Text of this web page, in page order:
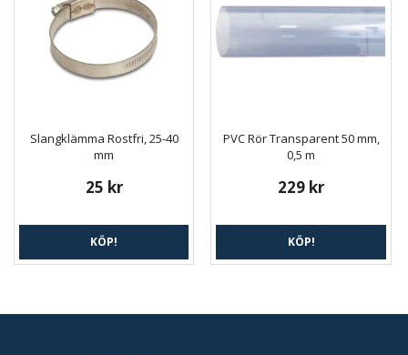
Slangklämma Rostfri, 25-40
mm
25 kr
KÖP!
PVC Rör Transparent 50 mm,
0,5 m
229 kr
KÖP!